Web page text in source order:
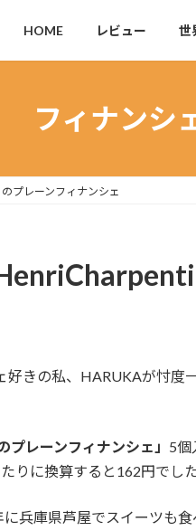
HOME レビュー 世
フィナンシ
プレーンフィナンシェ
きの私、HARUKAが忖度
レーンフィナンシェ」 5個
りに換算すると162円でした
兵庫県芦屋でスイーツも